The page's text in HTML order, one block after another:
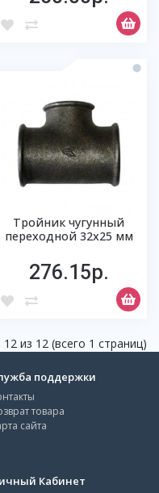
Тройник чугунный
переходной 32х25 мм
276.15р.
из 12 (всего 1 страниц)
поддержки
товара
сайта
Кабинет